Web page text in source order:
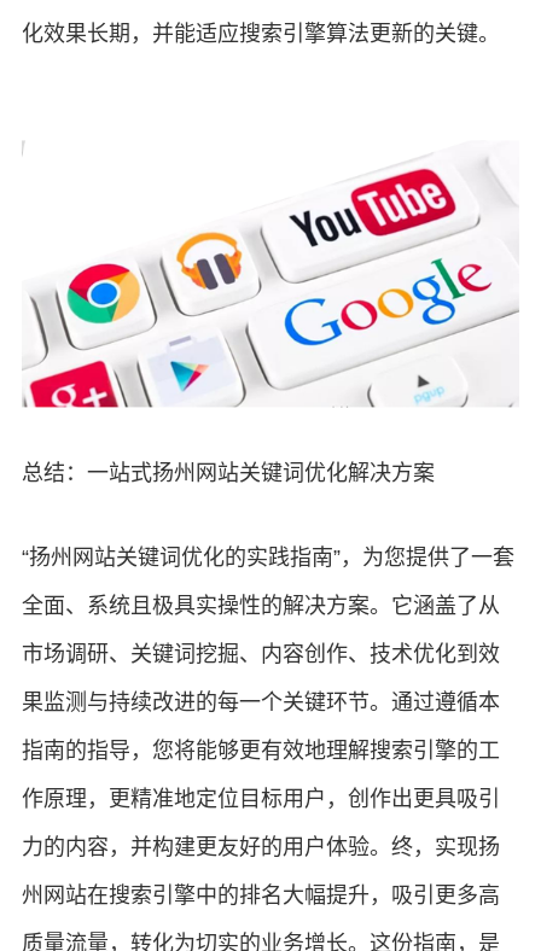
化效果长期，并能适应搜索引擎算法更新的关键。
总结：一站式扬州网站关键词优化解决方案
“扬州网站关键词优化的实践指南”，为您提供了一套
全面、系统且极具实操性的解决方案。它涵盖了从
市场调研、关键词挖掘、内容创作、技术优化到效
果监测与持续改进的每一个关键环节。通过遵循本
指南的指导，您将能够更有效地理解搜索引擎的工
作原理，更精准地定位目标用户，创作出更具吸引
力的内容，并构建更友好的用户体验。终，实现扬
州网站在搜索引擎中的排名大幅提升，吸引更多高
质量流量，转化为切实的业务增长。这份指南，是